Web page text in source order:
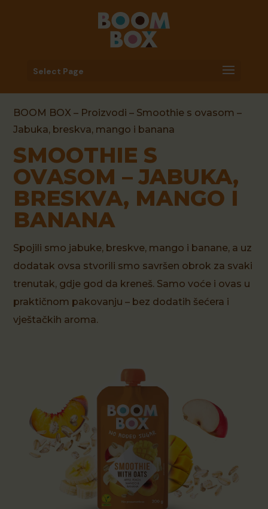
Select Page
BOOM BOX – Proizvodi – Smoothie s ovasom –
Jabuka, breskva, mango i banana
SMOOTHIE S
OVASOM – JABUKA,
BRESKVA, MANGO I
BANANA
Spojili smo jabuke, breskve, mango i banane, a uz
dodatak ovsa stvorili smo savršen obrok za svaki
trenutak, gdje god da kreneš. Samo voće i ovas u
praktičnom pakovanju – bez dodatih šećera i
vještačkih aroma.